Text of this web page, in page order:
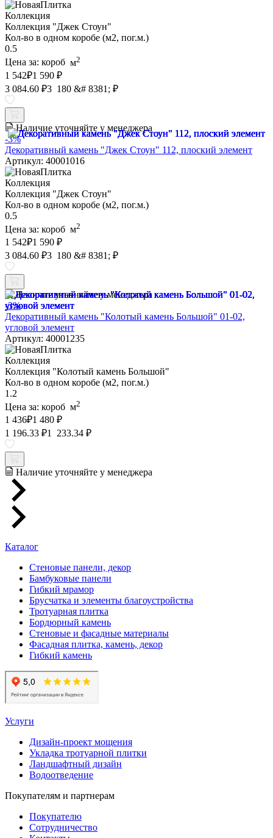
Коллекция
Коллекция "Джек Стоун"
Кол-во в одном коробе (м2, пог.м.)
0.5
Цена за: короб м2
1 542₽1 590 ₽
3 084.60 ₽3 180 &# 8381; ₽
Наличие уточняйте у менеджера
-3%
Декоративный камень "Джек Стоун" 112, плоский элемент
Артикул: 40001016
Коллекция
Коллекция "Джек Стоун"
Кол-во в одном коробе (м2, пог.м.)
0.5
Цена за: короб м2
1 542₽1 590 ₽
3 084.60 ₽3 180 &# 8381; ₽
Наличие уточняйте у менеджера
-3%
Декоративный камень "Колотый камень Большой" 01-02,
угловой элемент
Артикул: 40001235
Коллекция
Коллекция "Колотый камень Большой"
Кол-во в одном коробе (м2, пог.м.)
1.2
Цена за: короб м2
1 436₽1 480 ₽
1 196.33 ₽1 233.34 ₽
Наличие уточняйте у менеджера
Каталог
Стеновые панели, декор
Бамбуковые панели
Гибкий мрамор
Брусчатка и элементы благоустройства
Тротуарная плитка
Бордюрный камень
Стеновые и фасадные материалы
Фасадная плитка, камень, декор
Гибкий камень
Услуги
Дизайн-проект мощения
Укладка тротуарной плитки
Ландшафтный дизайн
Водоотведение
Покупателям и партнерам
Покупателю
Сотрудничество